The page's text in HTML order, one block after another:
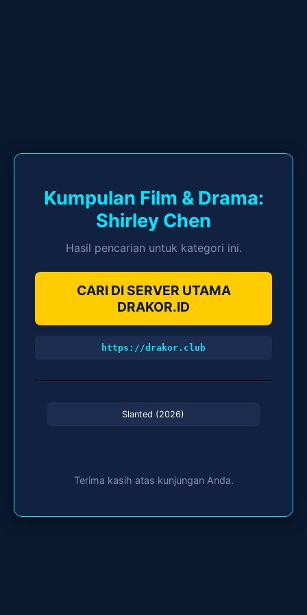
Kumpulan Film & Drama:
Shirley Chen
Hasil pencarian untuk kategori ini.
CARI DI SERVER UTAMA
DRAKOR.ID
https://drakor.club
Slanted (2026)
Terima kasih atas kunjungan Anda.